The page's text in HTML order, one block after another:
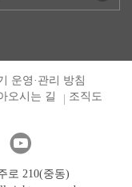
운영·관리 방침
오시는 길
조직도
로 210(중동)